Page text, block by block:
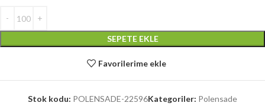
SEPETE EKLE
Favorilerime ekle
Stok kodu: POLENSADE-22596Kategoriler: Polensade